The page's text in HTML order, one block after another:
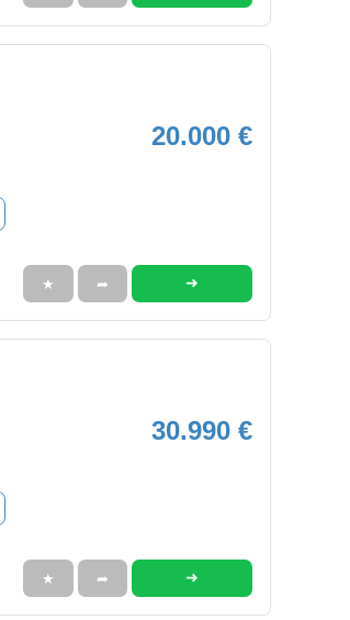
20.000 €
★ ➦ ➜
30.990 €
★ ➦ ➜